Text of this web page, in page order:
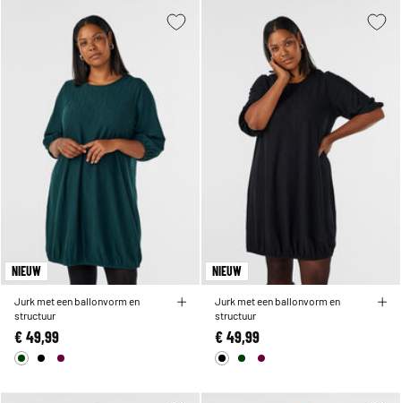
NIEUW
Jurk met een ballonvorm en
structuur
€ 49,99
NIEUW
Jurk met een ballonvorm en
structuur
€ 49,99